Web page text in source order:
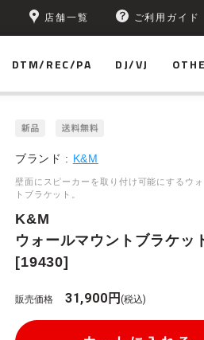
店舗一覧 ご利用ガイド
DTM/REC/PA DJ/VJ
ブランド : K&M
壁面にスピーカーを取り付け可能にするウ
トブラケット。
K&M
ウォールマウントブラケッ
[19430]
販売価格 31,900円(税込)